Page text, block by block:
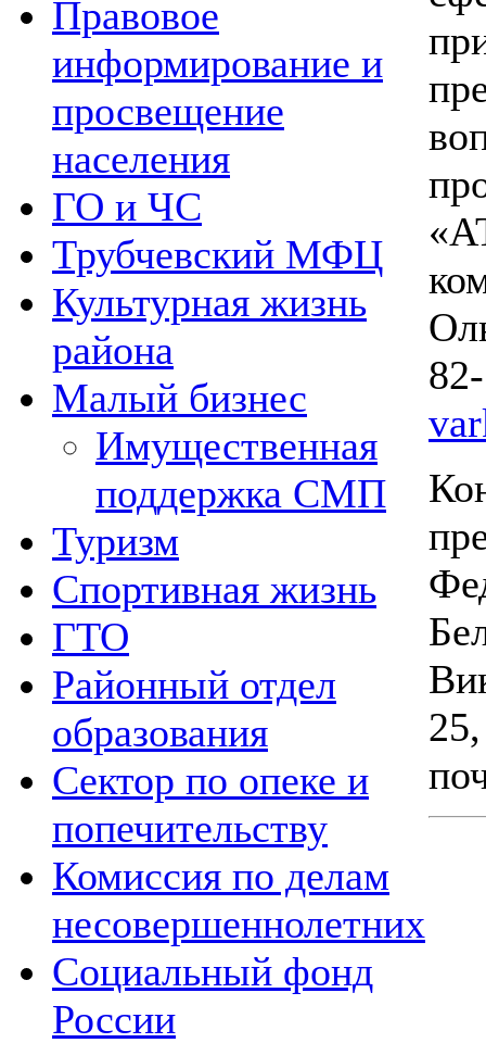
Правовое
информирование и
просвещение
населения
ГО и ЧС
Трубчевский МФЦ
Культурная жизнь
района
Малый бизнес
Имущественная
поддержка СМП
Туризм
Спортивная жизнь
ГТО
Районный отдел
образования
Сектор по опеке и
попечительству
Комиссия по делам
несовершеннолетних
Социальный фонд
России